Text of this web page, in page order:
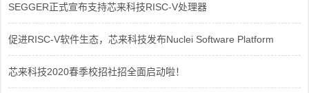
SEGGER正式宣布支持芯来科技RISC-V处理器
促进RISC-V软件生态，芯来科技发布Nuclei Software Platform
芯来科技2020春季校招社招全面启动啦！